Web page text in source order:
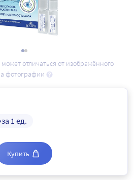
отличаться от изображённого
фотографии
за 1 ед.
Купить